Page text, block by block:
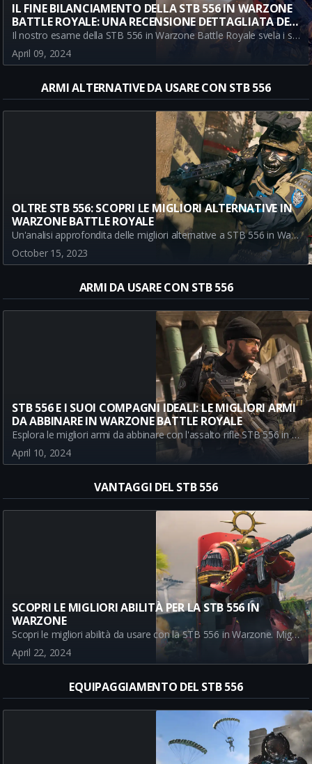
IL FINE BILANCIAMENTO DELLA STB 556 IN WARZONE
BATTLE ROYALE: UNA RECENSIONE DETTAGLIATA DEI
PRO E CONTRO
Il nostro esame della STB 556 in Warzone Battle Royale svela i suoi pro e contro, offrendo ai giocatori una recensione equilibrata. Scopri come questa arma si adatta alla meta attuale e impara a sfruttare al meglio le sue capacità uniche.
April 09, 2024
ARMI ALTERNATIVE DA USARE CON STB 556
OLTRE STB 556: SCOPRI LE MIGLIORI ALTERNATIVE IN
WARZONE BATTLE ROYALE
Un'analisi approfondita delle migliori alternative a STB 556 in Warzone Battle Royale. Esplora nuove opzioni per ottimizzare il tuo arsenale e dominare la battaglia.
October 15, 2023
ARMI DA USARE CON STB 556
STB 556 E I SUOI COMPAGNI IDEALI: LE MIGLIORI ARMI
DA ABBINARE IN WARZONE BATTLE ROYALE
Esplora le migliori armi da abbinare con l'assalto rifle STB 556 in Warzone's Battle Royale. Dai un'occhiata alle nostre raccomandazioni per gli abbinamenti di armi top come HRM-9, Striker 9 e Renetti. Indipendentemente dal tuo stile di gioco, abbiamo le tattiche migliori per te.
April 10, 2024
VANTAGGI DEL STB 556
SCOPRI LE MIGLIORI ABILITÀ PER LA STB 556 IN
WARZONE
Scopri le migliori abilità da usare con la STB 556 in Warzone. Migliora il tuo gameplay con le abilità Di Corsa, Gioco Di Prestigio, Recupero Rapido e Massima Allerta.
April 22, 2024
EQUIPAGGIAMENTO DEL STB 556